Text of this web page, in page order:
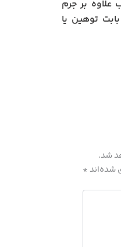
علاوه بر جرم
توهین یا
شد.
شده‌اند *